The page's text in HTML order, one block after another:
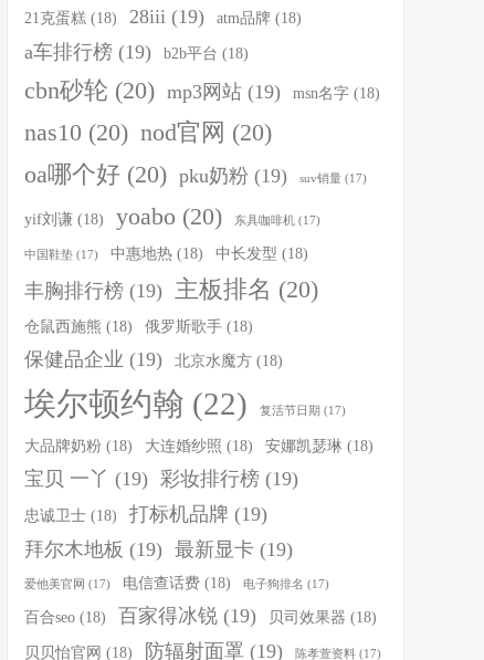
21克蛋糕 (18) 28iii (19) atm品牌 (18)
a车排行榜 (19) b2b平台 (18)
cbn砂轮 (20) mp3网站 (19) msn名字 (18)
nas10 (20) nod官网 (20)
oa哪个好 (20) pku奶粉 (19) suv销量 (17)
yif刘谦 (18) yoabo (20) 东具咖啡机 (17)
中国鞋垫 (17) 中惠地热 (18) 中长发型 (18)
丰胸排行榜 (19) 主板排名 (20)
仓鼠西施熊 (18) 俄罗斯歌手 (18)
保健品企业 (19) 北京水魔方 (18)
埃尔顿约翰 (22) 复活节日期 (17)
大品牌奶粉 (18) 大连婚纱照 (18) 安娜凯瑟琳 (18)
宝贝 一丫 (19) 彩妆排行榜 (19)
忠诚卫士 (18) 打标机品牌 (19)
拜尔木地板 (19) 最新显卡 (19)
爱他美官网 (17) 电信查话费 (18) 电子狗排名 (17)
百合seo (18) 百家得冰锐 (19) 贝司效果器 (18)
贝贝怡官网 (18) 防辐射面罩 (19) 陈孝萱资料 (17)